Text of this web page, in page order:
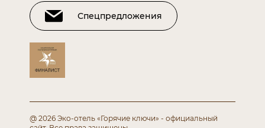
Спецпредложения
@ 2026 Эко-отель «Горячие ключи» - официальный